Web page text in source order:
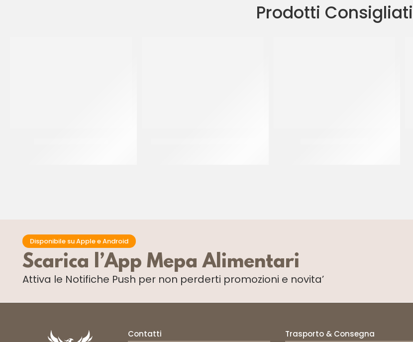
Prodotti Consigliati
Disponibile su Apple e Android
Scarica l’App Mepa Alimentari
Attiva le Notifiche Push per non perderti promozioni e novita’
Contatti Trasporto & Consegna